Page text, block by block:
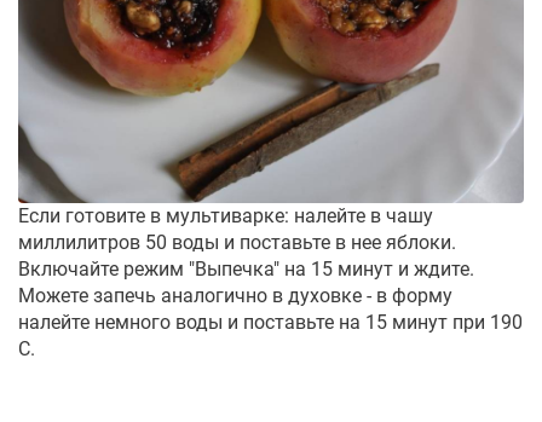
Если готовите в мультиварке: налейте в чашу
миллилитров 50 воды и поставьте в нее яблоки.
Включайте режим "Выпечка" на 15 минут и ждите.
Можете запечь аналогично в духовке - в форму
налейте немного воды и поставьте на 15 минут при 190
С.